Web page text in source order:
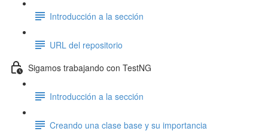
Introducción a la sección
URL del repositorio
Sigamos trabajando con TestNG
Introducción a la sección
Creando una clase base y su importancia